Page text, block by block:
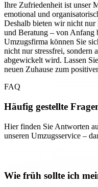
Ihre Zufriedenheit ist unser
emotional und
Deshalb bieten wir nicht nur
und Beratung – von Anfang
Umzugsfirma können Sie
nicht nur stressfrei, sondern
abgewickelt wird. Lassen
neuen Zuhause zum
FAQ
Häufig gestellte
Hier finden Sie Antworten
unseren Umzugsservice –
Wie früh sollte ich